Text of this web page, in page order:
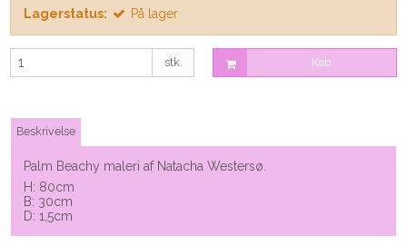
Lagerstatus: På lager
stk. Køb
Beskrivelse
Palm Beachy maleri af Natacha Westersø.
H: 80cm
B: 30cm
D: 1,5cm